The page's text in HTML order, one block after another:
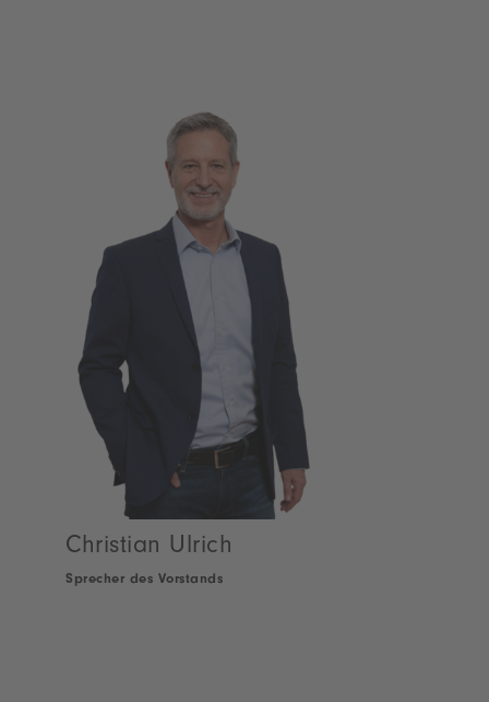
Christian Ulrich
Sprecher des Vorstands